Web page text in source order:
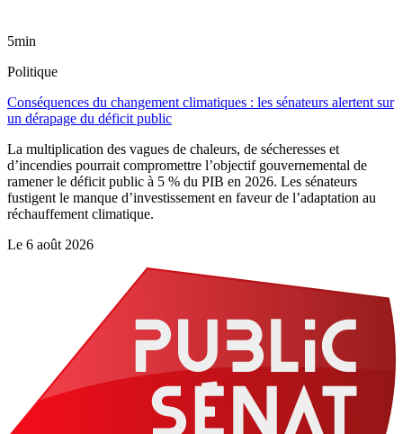
5min
Politique
Conséquences du changement climatiques : les sénateurs alertent sur
un dérapage du déficit public
La multiplication des vagues de chaleurs, de sécheresses et
d’incendies pourrait compromettre l’objectif gouvernemental de
ramener le déficit public à 5 % du PIB en 2026. Les sénateurs
fustigent le manque d’investissement en faveur de l’adaptation au
réchauffement climatique.
Le 6 août 2026